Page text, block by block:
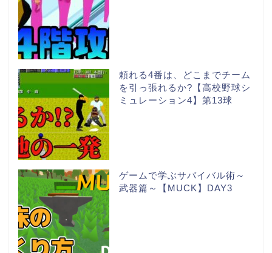
頼れる4番は、どこまでチーム
を引っ張れるか?【高校野球シ
ミュレーション4】第13球
ゲームで学ぶサバイバル術～
武器篇～【MUCK】DAY3